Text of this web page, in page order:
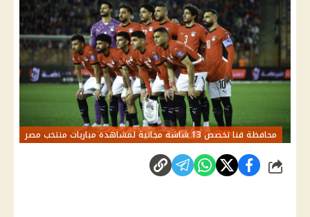
محافظة قنا تخصص 13 شاشة مجانية لمشاهدة مباريات منتخب مصر
شارك